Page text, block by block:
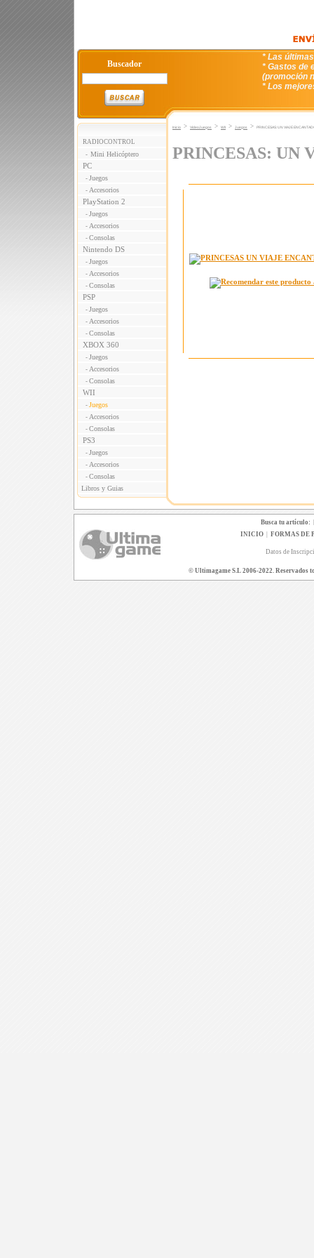
Buscador
* Las
* Gastos de
(promoción
* Los
RADIOCONTROL
- Mini Helicóptero
PC
- Juegos
- Accesorios
PlayStation 2
- Juegos
- Accesorios
- Consolas
Nintendo DS
- Juegos
- Accesorios
- Consolas
PSP
- Juegos
- Accesorios
- Consolas
XBOX 360
- Juegos
- Accesorios
- Consolas
WII
- Juegos
- Accesorios
- Consolas
PS3
- Juegos
- Accesorios
- Consolas
Libros y Guias
Inicio > VideoJuegos > WII > Juegos > PRINCESAS: UN VIAJE
PRINCESAS: UN
Busca tu artículo:
INICIO| FORMAS DE
Datos de
© Ultimagame S.L 2006-2022. Reservados